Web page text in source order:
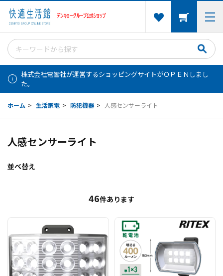
株式会社電響社が運営するショッピングサイトがＯＰＥＮしまし
た。
ホーム > 生活家電 > 防犯機器 > 人感センサーライト
人感センサーライト
並べ替え
46件あります